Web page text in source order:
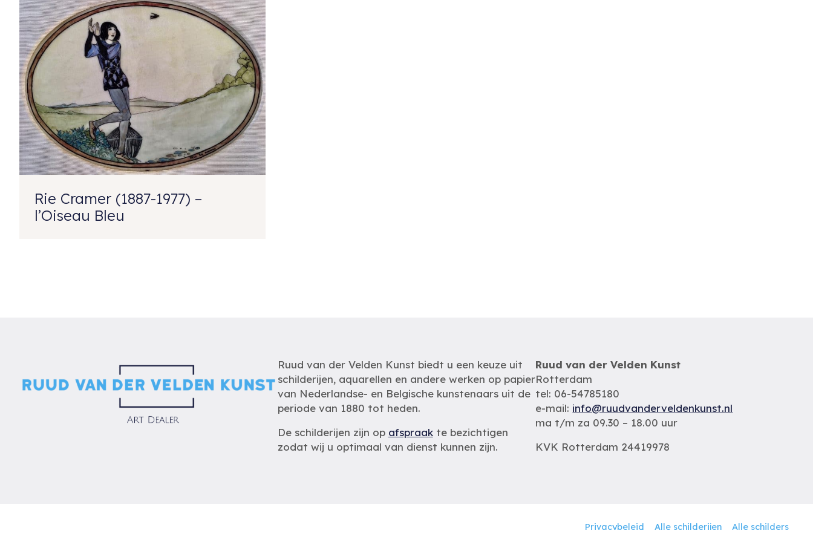
Rie Cramer (1887-1977) –
l’Oiseau Bleu
Ruud van der Velden Kunst biedt u een keuze uit
schilderijen, aquarellen en andere werken op papier
van Nederlandse- en Belgische kunstenaars uit de
periode van 1880 tot heden.
De schilderijen zijn op afspraakte bezichtigen
zodat wij u optimaal van dienst kunnen zijn.
Ruud van der Velden Kunst
Rotterdam
tel: 06-54785180
e-mail: info@ruudvanderveldenkunst.nl
ma t/m za 09.30 – 18.00 uur
KVK Rotterdam 24419978
Privacybeleid Alle schilderijen Alle schilders